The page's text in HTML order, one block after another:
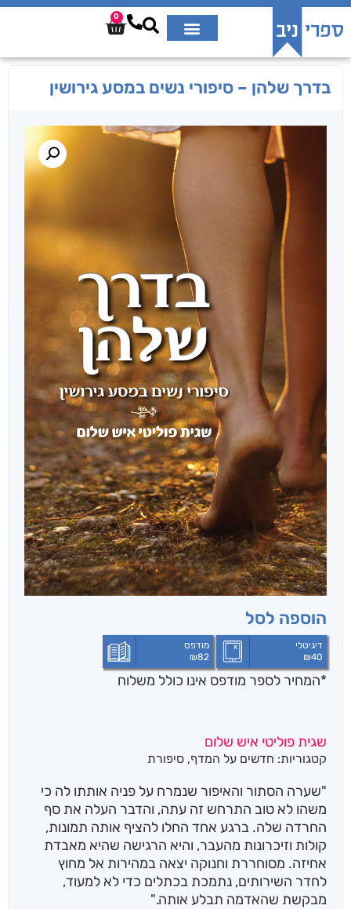
0
בדרך שלהן – סיפורי נשים במסע גירושין
הוספה לסל
דיגיטלי
₪40
מודפס
₪82
*המחיר לספר מודפס אינו כולל משלוח
שגית פוליטי איש שלום
קטגוריות: חדשים על המדף, סיפורת
"שערה הסתור והאיפור שנמרח על פניה אותתו לה כי
משהו לא טוב התרחש זה עתה, והדבר העלה את סף
החרדה שלה. ברגע אחד החלו להציף אותה תמונות,
קולות וזיכרונות מהעבר, והיא הרגישה שהיא מאבדת
אחיזה. מסוחררת וחנוקה יצאה במהירות אל מחוץ
לחדר השירותים, נתמכת בכתלים כדי לא למעוד,
מבקשת שהאדמה תבלע אותה."